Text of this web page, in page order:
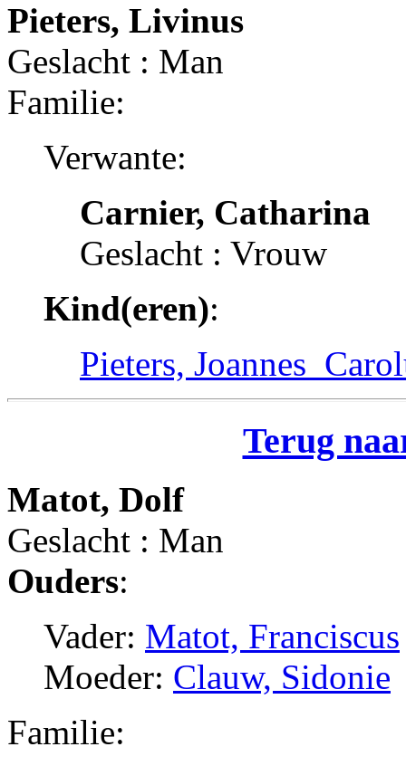
Pieters, Livinus
Geslacht : Man
Familie:
Verwante:
Carnier, Catharina
Geslacht : Vrouw
Kind(eren):
Pieters,
Terug
Matot, Dolf
Geslacht : Man
Ouders:
Vader: Matot, Franciscus
Moeder: Clauw, Sidonie
Familie: